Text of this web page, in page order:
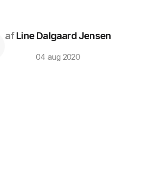
afLine Dalgaard Jensen
04 aug 2020